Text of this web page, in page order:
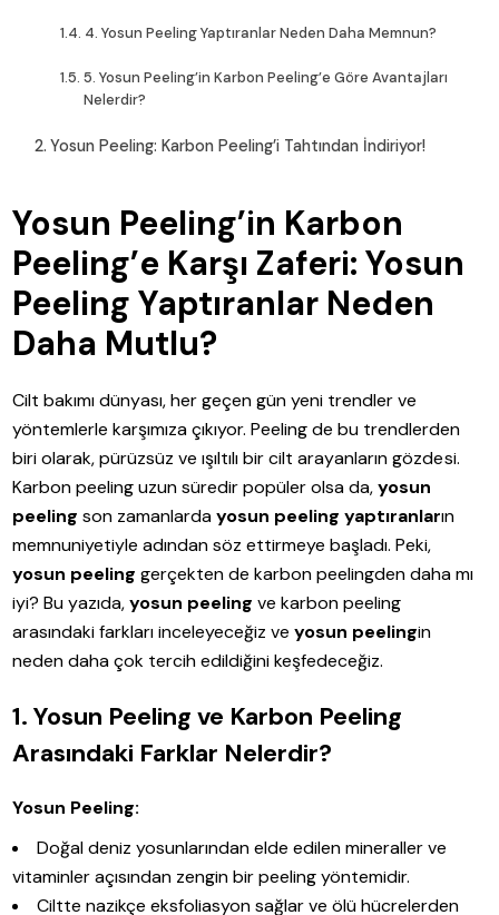
4. Yosun Peeling Yaptıranlar Neden Daha Memnun?
5. Yosun Peeling’in Karbon Peeling’e Göre Avantajları
Nelerdir?
Yosun Peeling: Karbon Peeling’i Tahtından İndiriyor!
Yosun Peeling’in Karbon
Peeling’e Karşı Zaferi:Yosun
Peeling Yaptıranlar Neden
Daha Mutlu?
Cilt bakımı dünyası, her geçen gün yeni trendler ve
yöntemlerle karşımıza çıkıyor. Peeling de bu trendlerden
biri olarak, pürüzsüz ve ışıltılı bir cilt arayanların gözdesi.
Karbon peeling uzun süredir popüler olsa da,yosun
peeling son zamanlardayosun peeling yaptıranların
memnuniyetiyle adından söz ettirmeye başladı. Peki,
yosun peeling gerçekten de karbon peelingden daha mı
iyi? Bu yazıda,yosun peeling ve karbon peeling
arasındaki farkları inceleyeceğiz veyosun peelingin
neden daha çok tercih edildiğini keşfedeceğiz.
1. Yosun Peeling ve Karbon Peeling
Arasındaki Farklar Nelerdir?
Yosun Peeling:
Doğal deniz yosunlarından elde edilen mineraller ve
vitaminler açısından zengin bir peeling yöntemidir.
Ciltte nazikçe eksfoliasyon sağlar ve ölü hücrelerden